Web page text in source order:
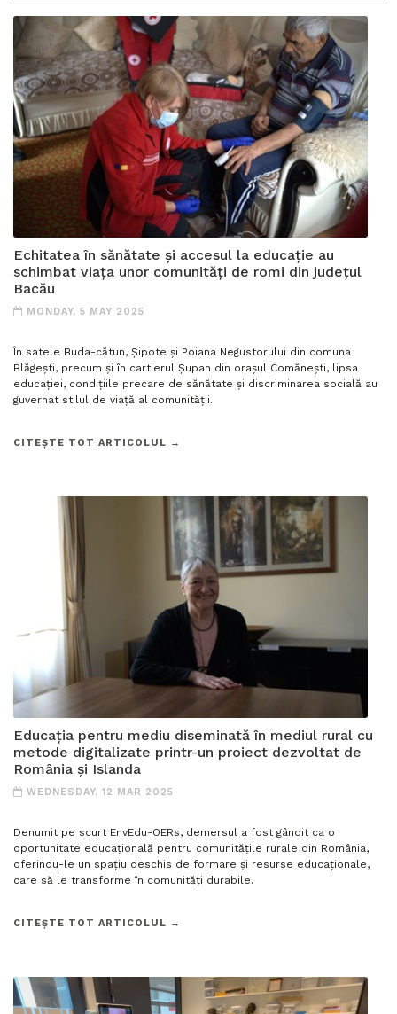
Echitatea în sănătate și accesul la educație au
schimbat viața unor comunități de romi din județul
Bacău
MONDAY, 5 MAY 2025
În satele Buda-­cătun, Șipote și Poiana Negustorului din comuna
Blăgești, precum și în cartierul Șupan din orașul Comănești, lipsa
educației, condițiile precare de sănătate și discriminarea socială au
guvernat stilul de viață al comunității.
CITEȘTE TOT ARTICOLUL →
Educația pentru mediu diseminată în mediul rural cu
metode digitalizate printr-un proiect dezvoltat de
România și Islanda
WEDNESDAY, 12 MAR 2025
Denumit pe scurt EnvEdu-OERs, demersul a fost gândit ca o
oportunitate educațională pentru comunitățile rurale din România,
oferindu-le un spațiu deschis de formare și resurse educaționale,
care să le transforme în comunități durabile.
CITEȘTE TOT ARTICOLUL →